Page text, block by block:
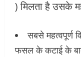
) मिलता है उसके
सबसे महत्वपूर्ण
फसल के कटाई के